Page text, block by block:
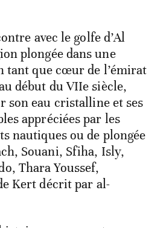
avec le golfe d’Al
plongée dans une
tant que cœur de l’émirat
début du VIIe siècle,
son eau cristalline et ses
appréciées par les
nautiques ou de plongée
Souani, Sfiha, Isly,
Thara Youssef,
Kert décrit par al-